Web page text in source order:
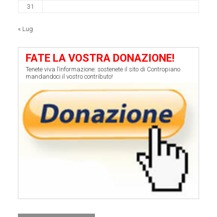
31
« Lug
FATE LA VOSTRA DONAZIONE!
Tenete viva l’informazione: sostenete il sito di Contropiano
mandandoci il vostro contributo!